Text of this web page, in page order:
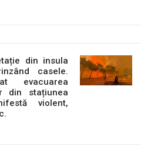
din insula
casele.
evacuarea
din stațiunea
violent,